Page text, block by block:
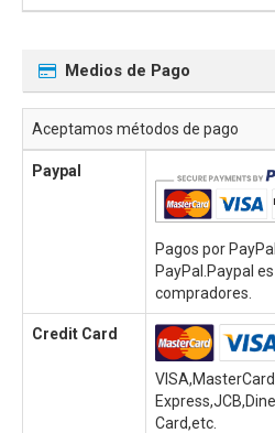
Medios de Pago
Aceptamos métodos de pago
Paypal
Pagos por
PayPal.Paypal
compradores.
Credit Card
Card,etc.